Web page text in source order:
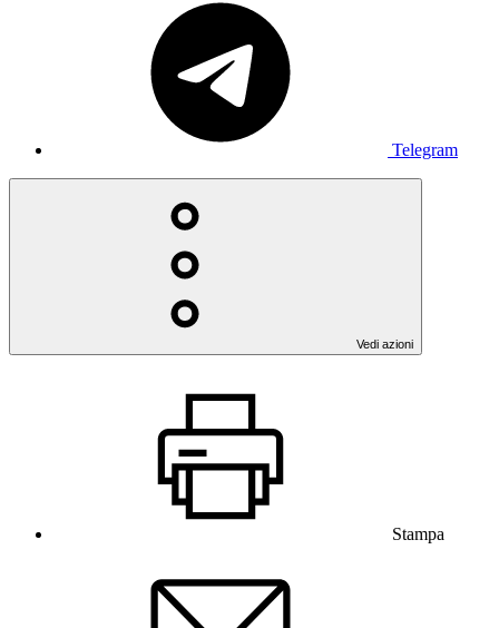
Telegram
Vedi azioni
Stampa